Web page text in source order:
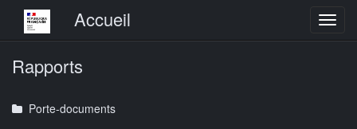
Menu principalAccueil
Rapports
Porte-documents